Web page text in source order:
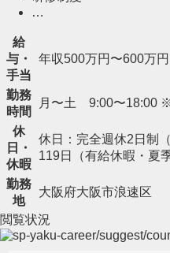
…
給
与・
手当
年収500万円〜600万円
勤務
時間
月〜土 9:00〜18:00
休
日・
休暇
休日：完全週休2日制
119日（有給休暇・夏
勤務
地
大阪府大阪市浪速区
閲覧状況